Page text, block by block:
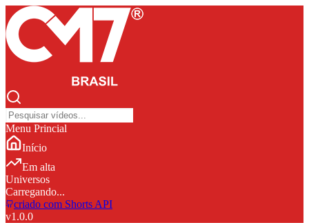
Menu Princial
Início
Em alta
Universos
Carregando...
criado com Shorts API
v1.0.0